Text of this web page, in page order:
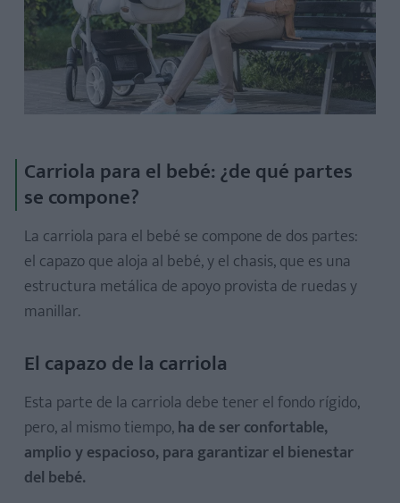
Carriola para el bebé: ¿de qué partes
se compone?
La carriola para el bebé se compone de dos partes:
el capazo que aloja al bebé, y el chasis, que es una
estructura metálica de apoyo provista de ruedas y
manillar.
El capazo de la carriola
Esta parte de la carriola debe tener el fondo rígido,
pero, al mismo tiempo,ha de ser confortable,
amplio y espacioso, para garantizar el bienestar
del bebé.